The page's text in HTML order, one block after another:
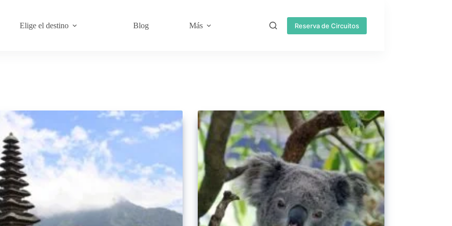
Elige el destino Blog Más Reserva de Circuitos